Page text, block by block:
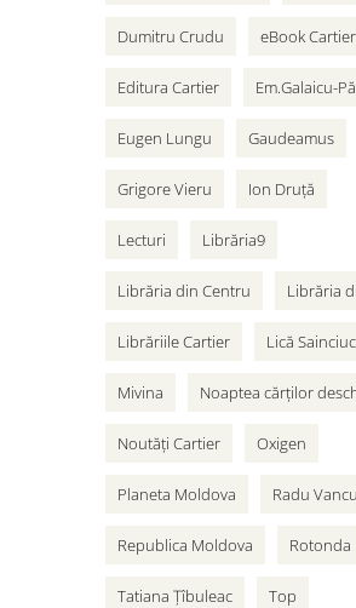
Dumitru Crudu eBook Cartier
Editura Cartier Em.Galaicu-
Eugen Lungu Gaudeamus
Grigore Vieru Ion Druță
Lecturi Librăria9
Librăria din Centru Librăria
Librăriile Cartier Lică Sainciuc
Mivina Noaptea cărților
Noutăți Cartier Oxigen
Planeta Moldova Radu Vancu
Republica Moldova Rotonda
Tatiana Țîbuleac Top